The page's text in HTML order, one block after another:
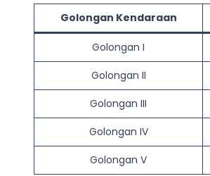
Golongan Kendaraan
Golongan I
Golongan II
Golongan III
Golongan IV
Golongan V